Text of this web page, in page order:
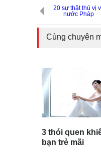
20 sự thật thú vị
nước Pháp
Cùng chuyên
3 thói quen
bạn trẻ mãi